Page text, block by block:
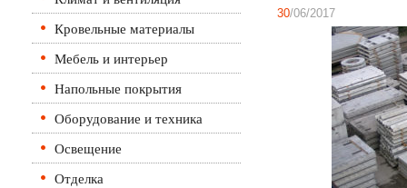
Кровельные материалы
Мебель и интерьер
Напольные покрытия
Оборудование и техника
Освещение
Отделка
30/06/2017